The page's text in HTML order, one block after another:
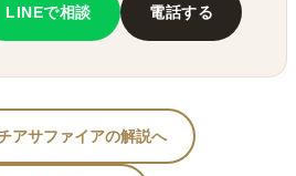
LINEで相談 電話する
アサファイアの解説へ